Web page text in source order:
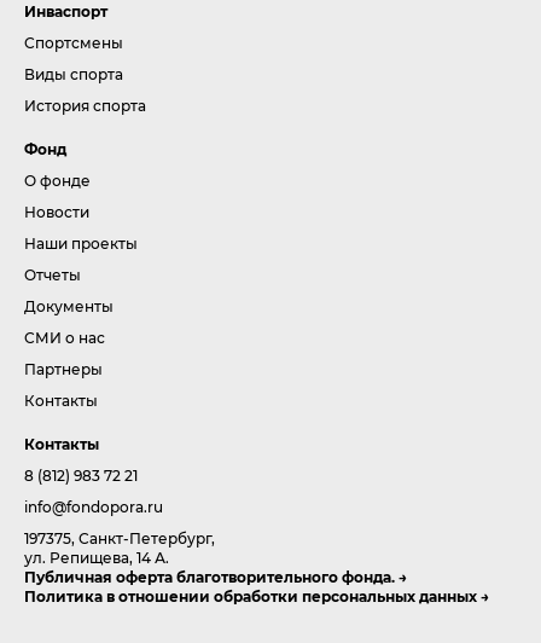
Инваспорт
Спортсмены
Виды спорта
История спорта
Фонд
О фонде
Новости
Наши проекты
Отчеты
Документы
СМИ о нас
Партнеры
Контакты
Контакты
8 (812) 983 72 21
info@fondopora.ru
197375, Санкт-Петербург,
ул. Репищева, 14 А.
Публичная оферта благотворительного фонда.
Политика в отношении обработки персональных данных